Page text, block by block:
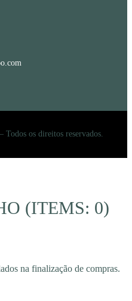
os direitos reservados.
(ITEMS: 0)
na finalização de compras.